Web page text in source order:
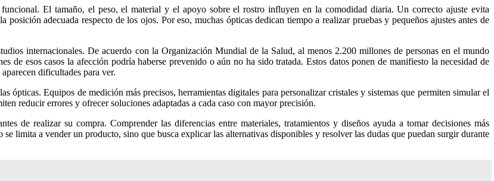
El tamaño, el peso, el material y el apoyo sobre el rostro influyen en la comodidad diaria. Un correcto ajuste evita
adecuada respecto de los ojos. Por eso, muchas ópticas dedican tiempo a realizar pruebas y pequeños ajustes antes de
internacionales. De acuerdo con la Organización Mundial de la Salud, al menos 2.200 millones de personas en el mundo
de esos casos la afección podría haberse prevenido o aún no ha sido tratada. Estos datos ponen de manifiesto la necesidad de
dificultades para ver.
ópticas. Equipos de medición más precisos, herramientas digitales para personalizar cristales y sistemas que permiten simular el
reducir errores y ofrecer soluciones adaptadas a cada caso con mayor precisión.
de realizar su compra. Comprender las diferencias entre materiales, tratamientos y diseños ayuda a tomar decisiones más
limita a vender un producto, sino que busca explicar las alternativas disponibles y resolver las dudas que puedan surgir durante